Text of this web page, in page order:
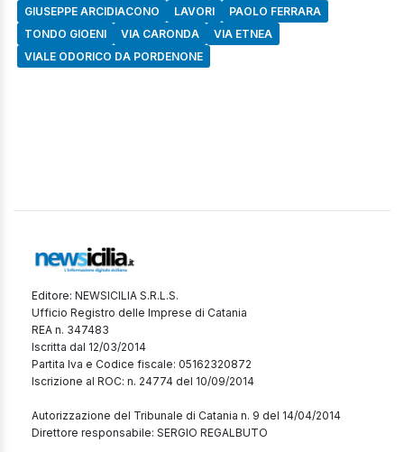
GIUSEPPE ARCIDIACONO
LAVORI
PAOLO FERRARA
TONDO GIOENI
VIA CARONDA
VIA ETNEA
VIALE ODORICO DA PORDENONE
Editore: NEWSICILIA S.R.L.S.
Ufficio Registro delle Imprese di Catania
REA n. 347483
Iscritta dal 12/03/2014
Partita Iva e Codice fiscale: 05162320872
Iscrizione al ROC: n. 24774 del 10/09/2014
Autorizzazione del Tribunale di Catania n. 9 del 14/04/2014
Direttore responsabile: SERGIO REGALBUTO